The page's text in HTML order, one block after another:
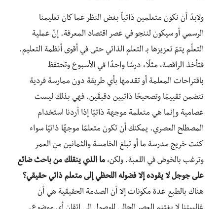
ولابدّ أن نكون متعلمين ذاتياً بغض النظر عما كان تعليمنا
الرسمي أو سيكون لننجو في عصر اقتصاد المعرفة. إنّ عملية
التعلّم يتمّ تعزيزها بـ التعلم الذاتي حتى في أقوى أنظمة التعليم.
فتأخذ الراقصة، مثلًا، درسًا واحدًا في الأسبوع وتحتفظ
باقتراحات المعلمة أو تقدمها بأي طريقة دون ممارسة فردية
تتضمن تقييمًا وتصحيحًا ذاتيين دقيقَين. فهي بذلك ليست
عصامية وإنما هي متعلمة موجهة ذاتيًا إذا أردنا استخدام
المصطلح العصري. يمكنك أن تكون متعلمًا موجهًا ذاتيًا سواء
كنت خريج مدرسة ما أو تبلغ الخامسة والثمانين من العمر
وترغب بالخوض في اللعبة. ولكن، ما الذي ينقلك من باحث ضائع
على جوجل لا يقوده إلا فضوله اللحظي إلى متعلم ذاتي حقيقي؟
هناك بالطبع عدة مكونات إلا أن الصدمة الحقيقية هي أن